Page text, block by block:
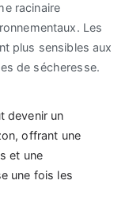
racinaire
Les
plus sensibles aux
de sécheresse.
devenir un
offrant une
et une
une fois les